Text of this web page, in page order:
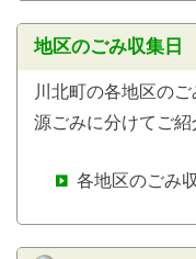
地区のごみ収集日
川北町の各地区の
源ごみに分けてご紹
各地区のごみ